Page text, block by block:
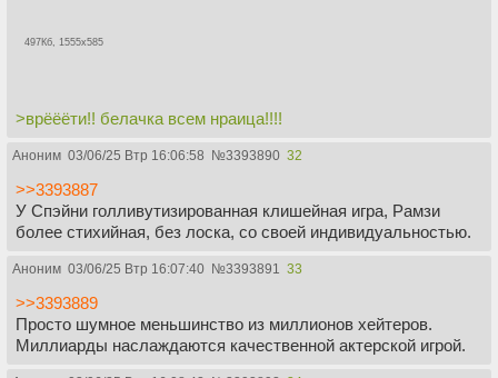
497Кб, 1555x585
>врёёёти!! белачка всем нраица!!!!
Аноним 03/06/25 Втр 16:06:58 №3393890 32
>>3393887
У Спэйни голливутизированная клишейная игра, Рамзи
более стихийная, без лоска, со своей индивидуальностью.
Аноним 03/06/25 Втр 16:07:40 №3393891 33
>>3393889
Просто шумное меньшинство из миллионов хейтеров.
Миллиарды наслаждаются качественной актерской игрой.